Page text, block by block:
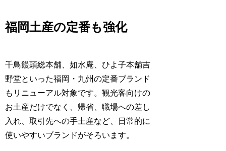
福岡土産の定番も強化
千鳥饅頭総本舗、如水庵、ひよ子本舗吉
野堂といった福岡・九州の定番ブランド
もリニューアル対象です。観光客向けの
お土産だけでなく、帰省、職場への差し
入れ、取引先への手土産など、日常的に
使いやすいブランドがそろいます。